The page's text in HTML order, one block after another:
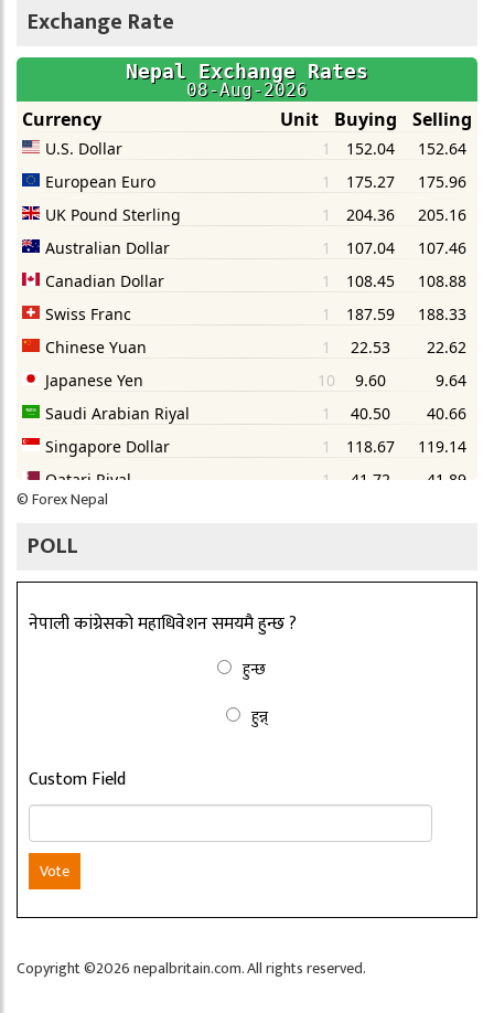
Exchange Rate
©Forex Nepal
POLL
नेपाली कांग्रेसको महाधिवेशन समयमै हुन्छ ?
हुन्छ
हुन्न्
Custom Field
Vote
Copyright ©2026 nepalbritain.com. All rights reserved.